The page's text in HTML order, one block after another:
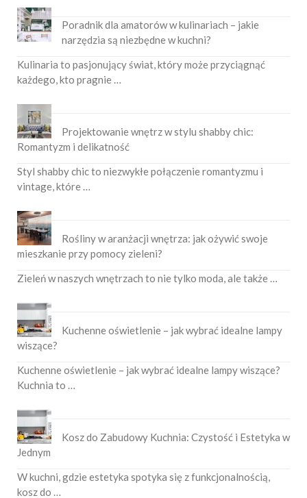
Poradnik dla amatorów w kulinariach – jakie
narzędzia są niezbędne w kuchni?
Kulinaria to pasjonujący świat, który może przyciągnąć
każdego, kto pragnie …
Projektowanie wnętrz w stylu shabby chic:
Romantyzm i delikatność
Styl shabby chic to niezwykłe połączenie romantyzmu i
vintage, które …
Rośliny w aranżacji wnętrza: jak ożywić swoje
mieszkanie przy pomocy zieleni?
Zieleń w naszych wnętrzach to nie tylko moda, ale także …
Kuchenne oświetlenie – jak wybrać idealne lampy
wiszące?
Kuchenne oświetlenie – jak wybrać idealne lampy wiszące?
Kuchnia to …
Kosz do Zabudowy Kuchnia: Czystość i Estetyka w
Jednym
W kuchni, gdzie estetyka spotyka się z funkcjonalnością,
kosz do …